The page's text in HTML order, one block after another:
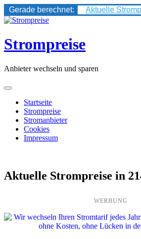
Gerade berechnet:
Aktuelle
Skip
content
Strompreise
Anbieter wechseln und sparen
Startseite
Strompreise
Stromanbieter
Cookies
Impressum
Aktuelle Strompreise in
WERBUNG